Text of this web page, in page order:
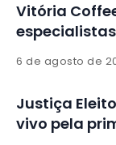
Vitória
6 de agosto de
Justiça
vivo pela